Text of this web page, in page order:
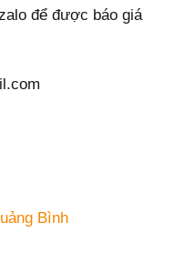
để được báo giá
Bình